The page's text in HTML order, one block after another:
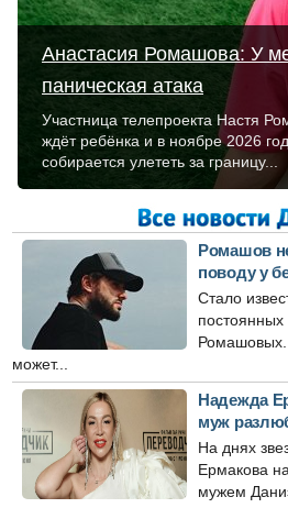
Анастасия Ромашова: У
паническая атака
Участница телепроекта Настя
ждёт ребёнка и в ноябре 2026
собирается улететь за границу...
Ромашов
поводу у
Стало
постоянных
может...
Надежда
муж
На днях
Ермакова
мужем